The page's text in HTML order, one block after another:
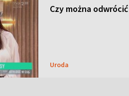
Czy można
Uroda